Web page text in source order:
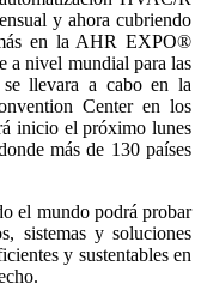
y ahora cubriendo
en la AHR EXPO®
a nivel mundial para las
llevara a cabo en la
Center en los
inicio el próximo lunes
más de 130 países
el mundo podrá probar
sistemas y soluciones
y sustentables en